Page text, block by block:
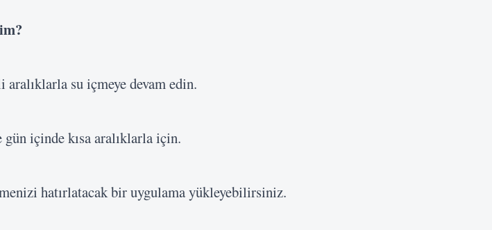
su içmeye devam edin.
içinde kısa aralıklarla için.
hatırlatacak bir uygulama yükleyebilirsiniz.